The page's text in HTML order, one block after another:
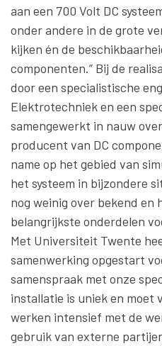
aan een 700 Volt DC
onder andere in de grote
kijken én de
componenten.” Bij de
door een specialistische
Elektrotechniek en een
samengewerkt in nauw
producent van DC
name op het gebied van
het systeem in bijzondere
nog weinig over bekend en
belangrijkste onderdelen
Met Universiteit Twente
samenwerking opgestart
samenspraak met onze
installatie is uniek en moet
werken intensief met de
gebruik van externe